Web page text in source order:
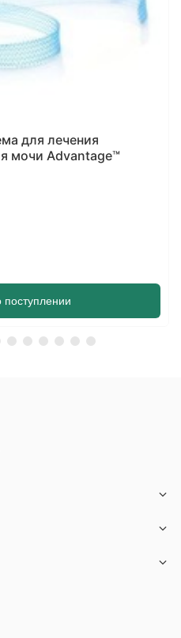
для лечения
мочи Advantage™
поступлении